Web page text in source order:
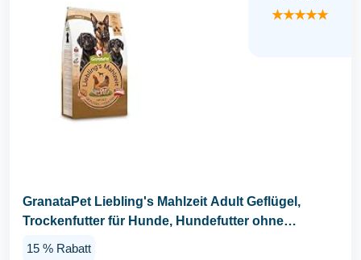
★★★★★
GranataPet Liebling's Mahlzeit Adult Geflügel,
Trockenfutter für Hunde, Hundefutter ohne
15 % Rabatt